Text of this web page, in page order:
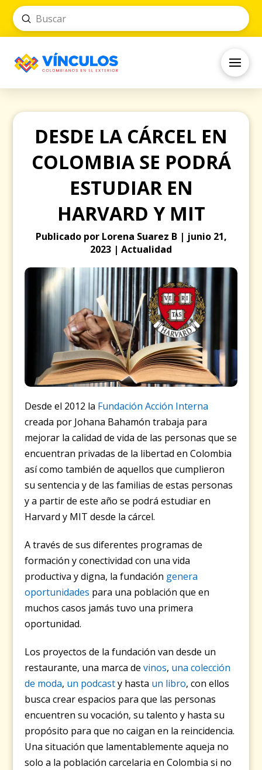
Search
Submit
DESDE LA CÁRCEL EN
COLOMBIA SE PODRÁ
ESTUDIAR EN
HARVARD Y MIT
Publicado por Lorena Suarez B | junio 21,
2023 | Actualidad
Desde el 2012 la Fundación Acción Interna
creada por Johana Bahamón trabaja para
mejorar la calidad de vida de las personas que se
encuentran privadas de la libertad en Colombia
así como también de aquellos que cumplieron
su sentencia y de las familias de estas personas
y a partir de este añose podrá estudiar en
Harvard y MIT desde la cárcel.
A través de sus diferentes programas de
formación y conectividad con una vida
productiva y digna, la fundación genera
oportunidades para una población que en
muchos casos jamás tuvo una primera
oportunidad.
Los proyectos de la fundación van desde un
restaurante, una marca devinos, una colección
de moda, un podcasty hasta un libro, con ellos
busca crear espacios para que las personas
encuentren su vocación, su talento y hasta su
propósito para que no caigan en la reincidencia.
Una situación que lamentablemente aqueja no
solo a la población carcelaria en Colombia si no